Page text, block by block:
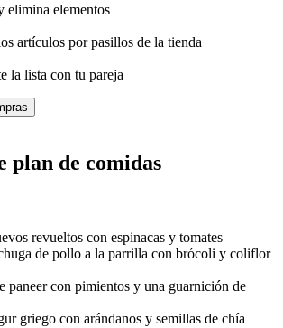
elimina elementos
artículos por pasillos de la tienda
la lista con tu pareja
plan de comidas
revueltos con espinacas y tomates
de pollo a la parrilla con brócoli y coliflor
paneer con pimientos y una guarnición de
griego con arándanos y semillas de chía